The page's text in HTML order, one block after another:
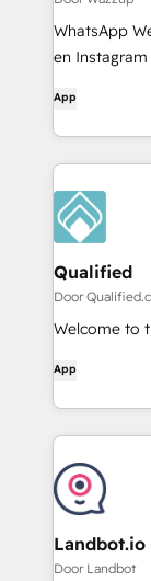
WhatsApp
en
berichten op
App
Qualified
Door
Welcome to
App
Landbot.io
Door Landbot